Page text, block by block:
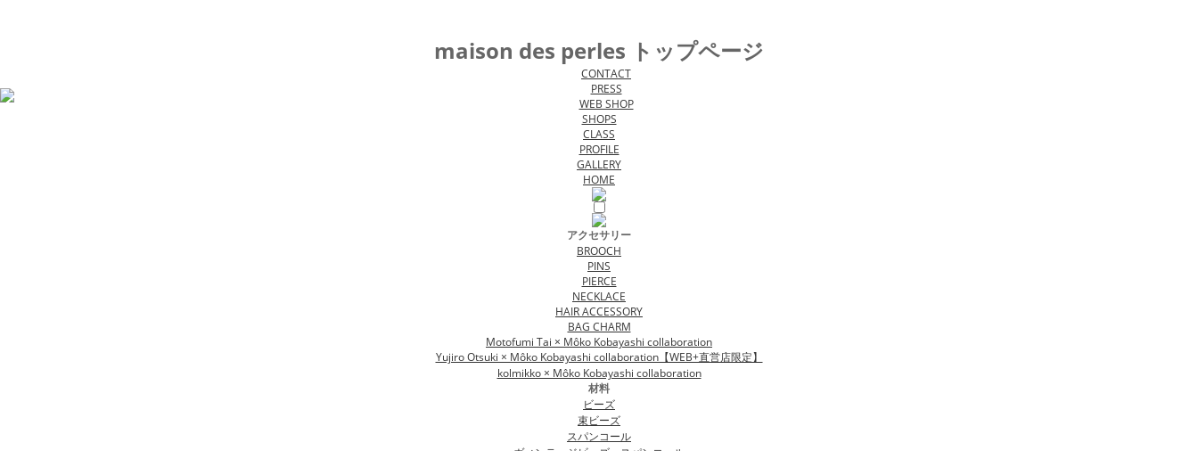
maison des perles トップページ
CONTACT
PRESS
WEB SHOP
SHOPS
CLASS
PROFILE
GALLERY
HOME
アクセサリー
BROOCH
PINS
PIERCE
NECKLACE
HAIR ACCESSORY
BAG CHARM
Motofumi Tai × Môko Kobayashi collaboration
Yujiro Otsuki × Môko Kobayashi collaboration【WEB+直営店限定】
kolmikko × Môko Kobayashi collaboration
材料
ビーズ
束ビーズ
スパンコール